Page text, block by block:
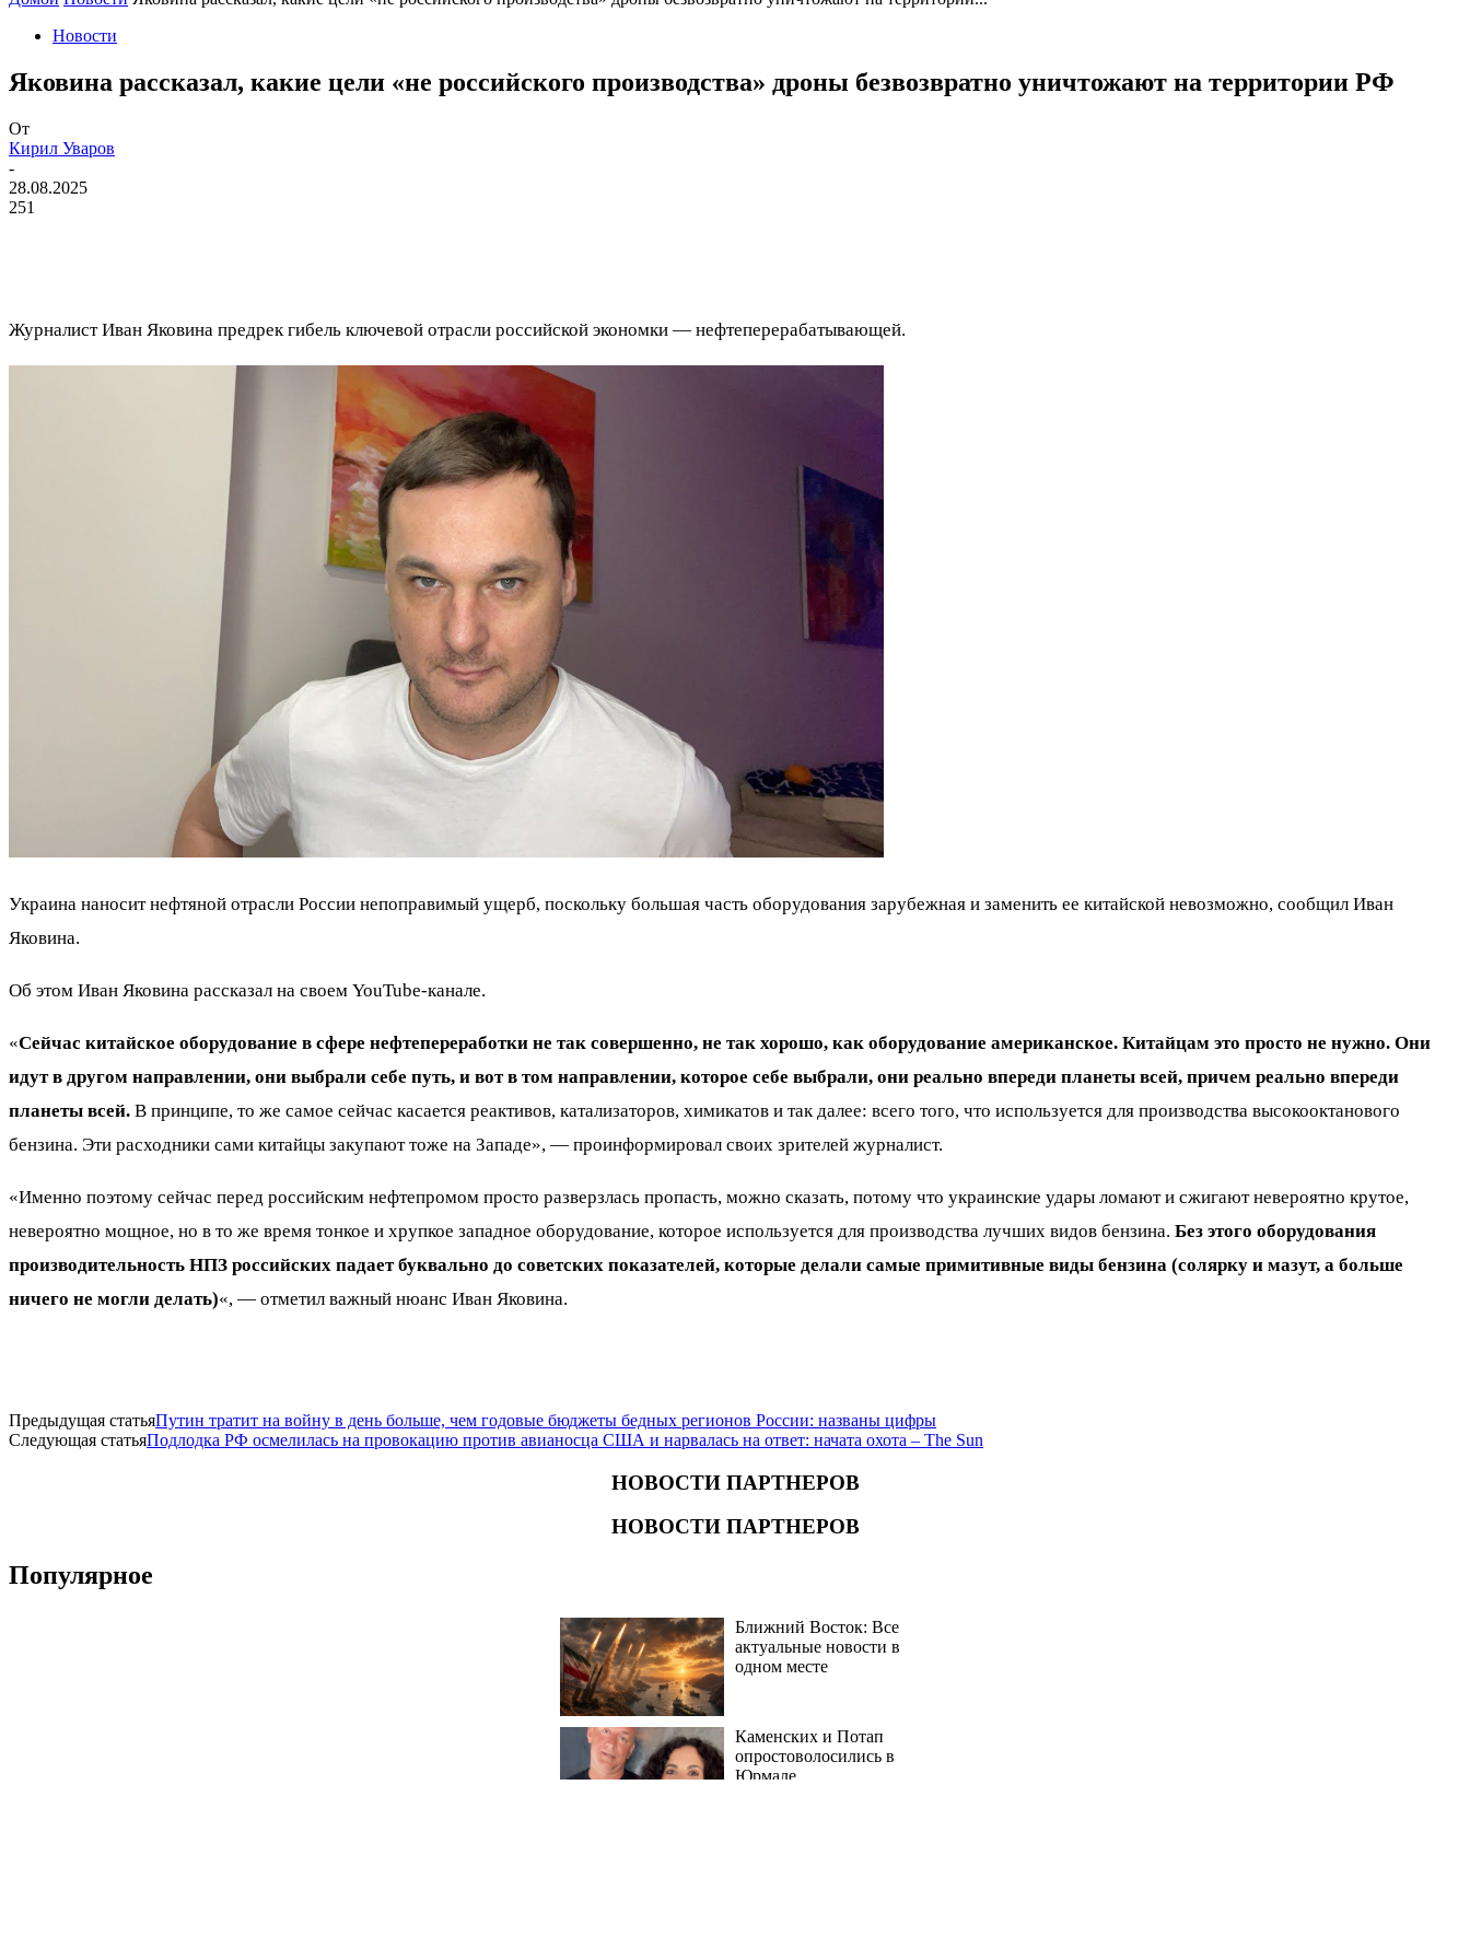
Новости
Яковина рассказал, какие цели «не российского производства» дроны безвозвратно уничтожают на территории РФ
От
Кирил Уваров
-
28.08.2025
251
Журналист Иван Яковина предрек гибель ключевой отрасли российской экономки — нефтеперерабатывающей.
Украина наносит нефтяной отрасли России непоправимый ущерб, поскольку большая часть оборудования зарубежная и заменить ее китайской невозможно, сообщил Иван
Яковина.
Об этом Иван Яковина рассказал на своем YouTube-канале.
«Сейчас китайское оборудование в сфере нефтепереработки не так совершенно, не так хорошо, как оборудование американское. Китайцам это просто не нужно. Они
идут в другом направлении, они выбрали себе путь, и вот в том направлении, которое себе выбрали, они реально впереди планеты всей, причем реально впереди
планеты всей. В принципе, то же самое сейчас касается реактивов, катализаторов, химикатов и так далее: всего того, что используется для производства высокооктанового
бензина. Эти расходники сами китайцы закупают тоже на Западе», — проинформировал своих зрителей журналист.
«Именно поэтому сейчас перед российским нефтепромом просто разверзлась пропасть, можно сказать, потому что украинские удары ломают и сжигают невероятно крутое,
невероятно мощное, но в то же время тонкое и хрупкое западное оборудование, которое используется для производства лучших видов бензина. Без этого оборудования
производительность НПЗ российских падает буквально до советских показателей, которые делали самые примитивные виды бензина (солярку и мазут, а больше
ничего не могли делать)«, — отметил важный нюанс Иван Яковина.
Предыдущая статьяПутин тратит на войну в день больше, чем годовые бюджеты бедных регионов России: названы цифры
Следующая статьяПодлодка РФ осмелилась на провокацию против авианосца США и нарвалась на ответ: начата охота – The Sun
НОВОСТИ ПАРТНЕРОВ
НОВОСТИ ПАРТНЕРОВ
Популярное
Ближний Восток: Все
актуальные новости в
одном месте
Каменских и Потап
опростоволосились в
Юрмале